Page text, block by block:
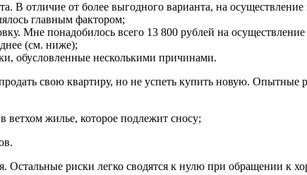
В отличие от более выгодного варианта, на
главным фактором;
Мне понадобилось всего 13 800 рублей на
(см. ниже);
обусловленные несколькими причинами.
свою квартиру, но не успеть купить новую. Опытные
жилье, которое подлежит сносу;
Остальные риски легко сводятся к нулю при обращении к